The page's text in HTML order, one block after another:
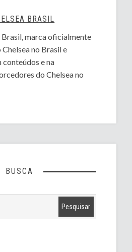
BRASIL
Brasil, marca oficialmente
no Brasil e
e na
do Chelsea no
BUSCA